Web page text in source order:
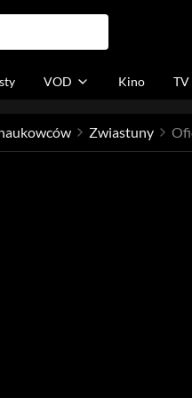
VOD Kino TV
Zwiastuny